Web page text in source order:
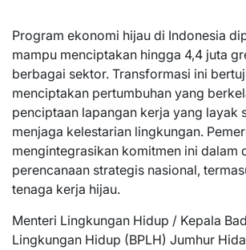
Program ekonomi hijau di Indonesia
mampu menciptakan hingga 4,4 juta
berbagai sektor. Transformasi ini
menciptakan pertumbuhan yang
penciptaan lapangan kerja yang layak
menjaga kelestarian lingkungan.
mengintegrasikan komitmen ini dalam
perencanaan strategis nasional,
tenaga kerja hijau.
Menteri Lingkungan Hidup / Kepala
Lingkungan Hidup (BPLH) Jumhur